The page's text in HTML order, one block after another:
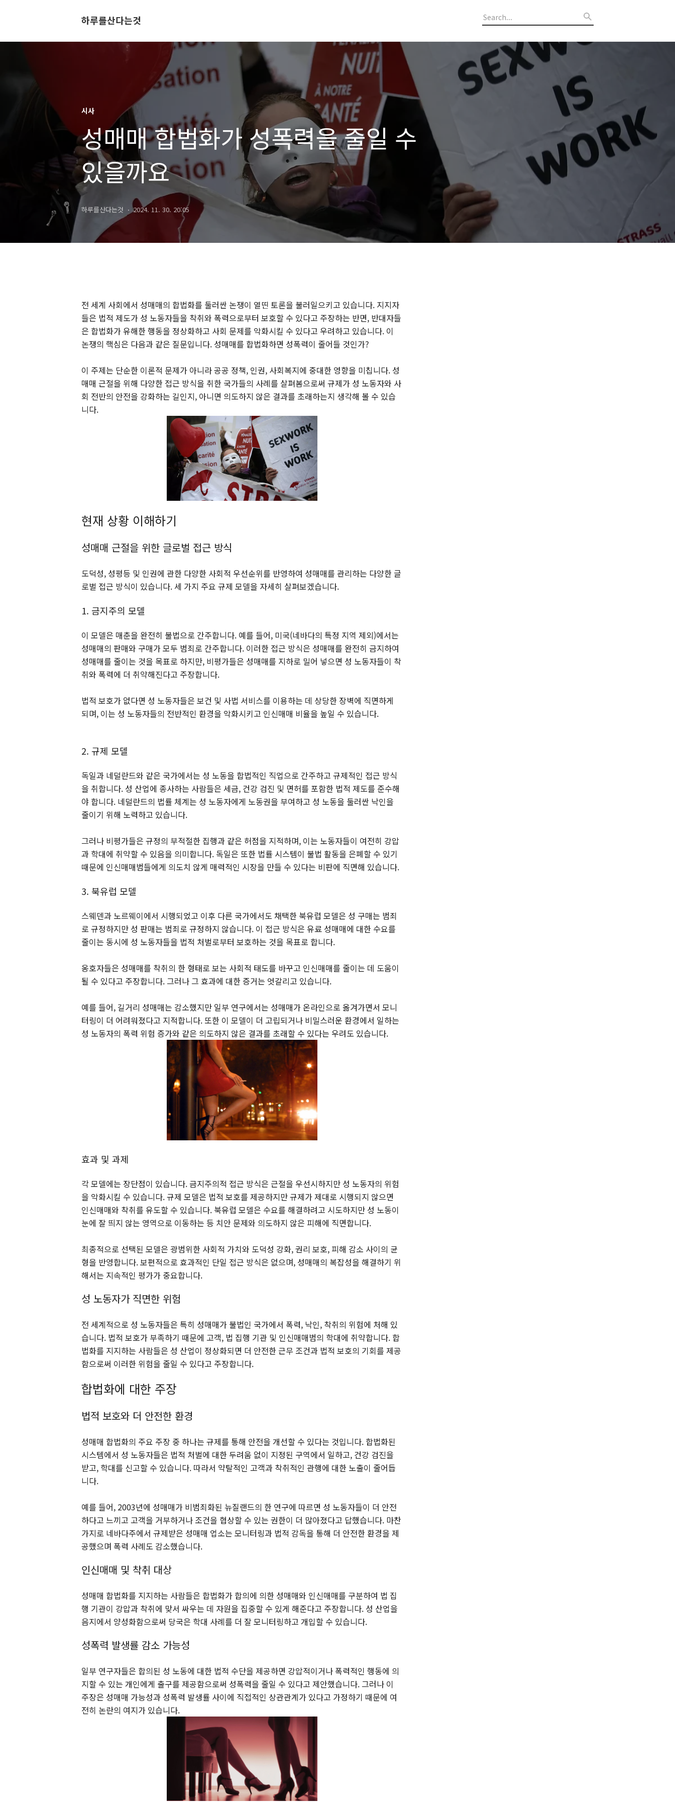
하루를산다는것
시사
성매매 합법화가 성폭력을 줄일 수
있을까요
하루를산다는것 2024. 11. 30. 20:05
전 세계 사회에서 성매매의 합법화를 둘러싼 논쟁이 열띤 토론을 불러일으키고 있습니다. 지지자
들은 법적 제도가 성 노동자들을 착취와 폭력으로부터 보호할 수 있다고 주장하는 반면, 반대자들
은 합법화가 유해한 행동을 정상화하고 사회 문제를 악화시킬 수 있다고 우려하고 있습니다. 이
논쟁의 핵심은 다음과 같은 질문입니다. 성매매를 합법화하면 성폭력이 줄어들 것인가?
이 주제는 단순한 이론적 문제가 아니라 공공 정책, 인권, 사회복지에 중대한 영향을 미칩니다. 성
매매 근절을 위해 다양한 접근 방식을 취한 국가들의 사례를 살펴봄으로써 규제가 성 노동자와 사
회 전반의 안전을 강화하는 길인지, 아니면 의도하지 않은 결과를 초래하는지 생각해 볼 수 있습
니다.
현재 상황 이해하기
성매매 근절을 위한 글로벌 접근 방식
도덕성, 성평등 및 인권에 관한 다양한 사회적 우선순위를 반영하여 성매매를 관리하는 다양한 글
로벌 접근 방식이 있습니다. 세 가지 주요 규제 모델을 자세히 살펴보겠습니다.
1. 금지주의 모델
이 모델은 매춘을 완전히 불법으로 간주합니다. 예를 들어, 미국(네바다의 특정 지역 제외)에서는
성매매의 판매와 구매가 모두 범죄로 간주합니다. 이러한 접근 방식은 성매매를 완전히 금지하여
성매매를 줄이는 것을 목표로 하지만, 비평가들은 성매매를 지하로 밀어 넣으면 성 노동자들이 착
취와 폭력에 더 취약해진다고 주장합니다.
법적 보호가 없다면 성 노동자들은 보건 및 사법 서비스를 이용하는 데 상당한 장벽에 직면하게
되며, 이는 성 노동자들의 전반적인 환경을 악화시키고 인신매매 비율을 높일 수 있습니다.
2. 규제 모델
독일과 네덜란드와 같은 국가에서는 성 노동을 합법적인 직업으로 간주하고 규제적인 접근 방식
을 취합니다. 성 산업에 종사하는 사람들은 세금, 건강 검진 및 면허를 포함한 법적 제도를 준수해
야 합니다. 네덜란드의 법률 체계는 성 노동자에게 노동권을 부여하고 성 노동을 둘러싼 낙인을
줄이기 위해 노력하고 있습니다.
그러나 비평가들은 규정의 부적절한 집행과 같은 허점을 지적하며, 이는 노동자들이 여전히 강압
과 학대에 취약할 수 있음을 의미합니다. 독일은 또한 법률 시스템이 불법 활동을 은폐할 수 있기
때문에 인신매매범들에게 의도치 않게 매력적인 시장을 만들 수 있다는 비판에 직면해 있습니다.
3. 북유럽 모델
스웨덴과 노르웨이에서 시행되었고 이후 다른 국가에서도 채택한 북유럽 모델은 성 구매는 범죄
로 규정하지만 성 판매는 범죄로 규정하지 않습니다. 이 접근 방식은 유료 성매매에 대한 수요를
줄이는 동시에 성 노동자들을 법적 처벌로부터 보호하는 것을 목표로 합니다.
옹호자들은 성매매를 착취의 한 형태로 보는 사회적 태도를 바꾸고 인신매매를 줄이는 데 도움이
될 수 있다고 주장합니다. 그러나 그 효과에 대한 증거는 엇갈리고 있습니다.
예를 들어, 길거리 성매매는 감소했지만 일부 연구에서는 성매매가 온라인으로 옮겨가면서 모니
터링이 더 어려워졌다고 지적합니다. 또한 이 모델이 더 고립되거나 비밀스러운 환경에서 일하는
성 노동자의 폭력 위험 증가와 같은 의도하지 않은 결과를 초래할 수 있다는 우려도 있습니다.
효과 및 과제
각 모델에는 장단점이 있습니다. 금지주의적 접근 방식은 근절을 우선시하지만 성 노동자의 위험
을 악화시킬 수 있습니다. 규제 모델은 법적 보호를 제공하지만 규제가 제대로 시행되지 않으면
인신매매와 착취를 유도할 수 있습니다. 북유럽 모델은 수요를 해결하려고 시도하지만 성 노동이
눈에 잘 띄지 않는 영역으로 이동하는 등 치안 문제와 의도하지 않은 피해에 직면합니다.
최종적으로 선택된 모델은 광범위한 사회적 가치와 도덕성 강화, 권리 보호, 피해 감소 사이의 균
형을 반영합니다. 보편적으로 효과적인 단일 접근 방식은 없으며, 성매매의 복잡성을 해결하기 위
해서는 지속적인 평가가 중요합니다.
성 노동자가 직면한 위험
전 세계적으로 성 노동자들은 특히 성매매가 불법인 국가에서 폭력, 낙인, 착취의 위험에 처해 있
습니다. 법적 보호가 부족하기 때문에 고객, 법 집행 기관 및 인신매매범의 학대에 취약합니다. 합
법화를 지지하는 사람들은 성 산업이 정상화되면 더 안전한 근무 조건과 법적 보호의 기회를 제공
함으로써 이러한 위험을 줄일 수 있다고 주장합니다.
합법화에 대한 주장
법적 보호와 더 안전한 환경
성매매 합법화의 주요 주장 중 하나는 규제를 통해 안전을 개선할 수 있다는 것입니다. 합법화된
시스템에서 성 노동자들은 법적 처벌에 대한 두려움 없이 지정된 구역에서 일하고, 건강 검진을
받고, 학대를 신고할 수 있습니다. 따라서 약탈적인 고객과 착취적인 관행에 대한 노출이 줄어듭
니다.
예를 들어, 2003년에 성매매가 비범죄화된 뉴질랜드의 한 연구에 따르면 성 노동자들이 더 안전
하다고 느끼고 고객을 거부하거나 조건을 협상할 수 있는 권한이 더 많아졌다고 답했습니다. 마찬
가지로 네바다주에서 규제받은 성매매 업소는 모니터링과 법적 감독을 통해 더 안전한 환경을 제
공했으며 폭력 사례도 감소했습니다.
인신매매 및 착취 대상
성매매 합법화를 지지하는 사람들은 합법화가 합의에 의한 성매매와 인신매매를 구분하여 법 집
행 기관이 강압과 착취에 맞서 싸우는 데 자원을 집중할 수 있게 해준다고 주장합니다. 성 산업을
음지에서 양성화함으로써 당국은 학대 사례를 더 잘 모니터링하고 개입할 수 있습니다.
성폭력 발생률 감소 가능성
일부 연구자들은 합의된 성 노동에 대한 법적 수단을 제공하면 강압적이거나 폭력적인 행동에 의
지할 수 있는 개인에게 출구를 제공함으로써 성폭력을 줄일 수 있다고 제안했습니다. 그러나 이
주장은 성매매 가능성과 성폭력 발생률 사이에 직접적인 상관관계가 있다고 가정하기 때문에 여
전히 논란의 여지가 있습니다.